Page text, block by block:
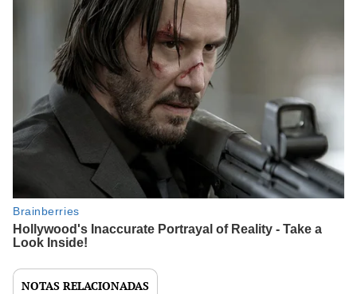
NOTAS RELACIONADAS